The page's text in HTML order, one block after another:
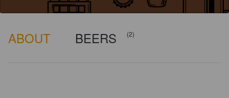
ABOUT BEERS (2)